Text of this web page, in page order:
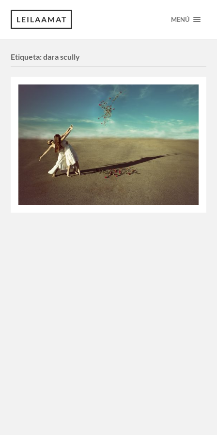
LEILAAMAT MENÚ
Etiqueta:dara scully